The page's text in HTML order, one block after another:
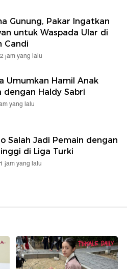
Gunung, Pakar Ingatkan
untuk Waspada Ular di
Candi
2 jam yang lalu
Umumkan Hamil Anak
dengan Haldy Sabri
yang lalu
Salah Jadi Pemain dengan
di Liga Turki
1 jam yang lalu